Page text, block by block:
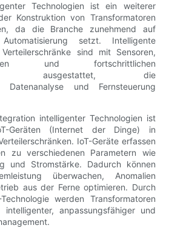
Technologien ist ein weiterer
Konstruktion von Transformatoren
da die Branche zunehmend auf
setzt. Intelligente
sind mit Sensoren,
und fortschrittlichen
ausgestattet, die
Datenanalyse und Fernsteuerung
intelligenter Technologien ist
Geräten (Internet der Dinge) in
IoT-Geräte erfassen
zu verschiedenen Parametern wie
und Stromstärke. Dadurch können
überwachen, Anomalien
aus der Ferne optimieren. Durch
werden Transformatoren
intelligenter, anpassungsfähiger und